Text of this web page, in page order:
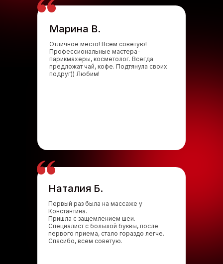
Марина В.
Наталия Б.
Отличное место! Всем советую!
Профессиональные мастера-
парикмахеры, косметолог. Всегда
предложат чай, кофе. Подтянула своих
подруг)) Любим!
Первый раз была на массаже у
Константина.
Пришла с защемлением шеи.
Специалист с большой буквы, после
первого приема, стало гораздо легче.
Спасибо, всем советую.